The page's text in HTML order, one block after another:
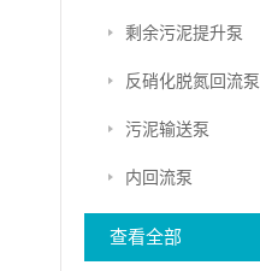
剩余污泥提升泵
反硝化脱氮回流泵
污泥输送泵
内回流泵
查看全部